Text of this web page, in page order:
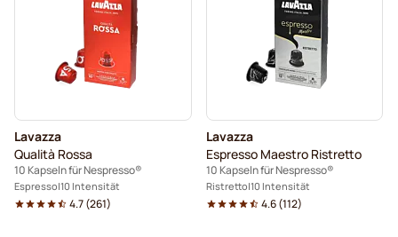
Lavazza
Qualità Rossa
10 Kapseln für Nespresso®
Espresso 10 Intensität
4.7(261)
Lavazza
Espresso Maestro Ristretto
10 Kapseln für Nespresso®
Ristretto 10 Intensität
4.6(112)